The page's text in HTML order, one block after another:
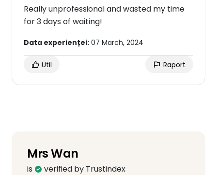
Really unprofessional and wasted my time
for 3 days of waiting!
Data experienței: 07 March, 2024
Util Raport
Mrs Wan
is verified by Trustindex